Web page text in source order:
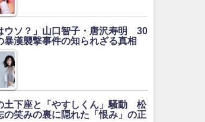
ウソ？」山口智子・唐沢寿明 30
暴漢襲撃事件の知られざる真相
土下座と「やすしくん」騒動 松
の笑みの裏に隠れた「恨み」の正